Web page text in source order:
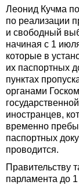
Леонид Кучма
по реализации
и свободный
начиная с 1
которые в
их паспортных
пунктах
органами
иностранцев,
временно
паспортных
проводится.
Правительству
парламента до 1